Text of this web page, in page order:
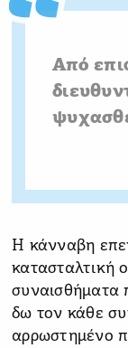
Από
Η κάνναβη
κατασταλτική
συναισθήματα
δω τον κάθε
αρρωστημένο